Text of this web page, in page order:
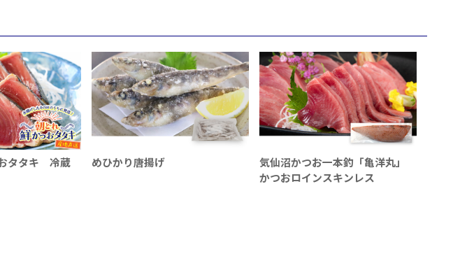
タタキ 冷蔵
めひかり唐揚げ
気仙沼かつお一本釣「亀洋丸」
かつおロインスキンレス